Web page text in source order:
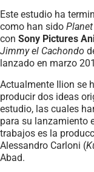
Este estudio ha
como han sido
con Sony Pictures
Jimmy el Cachondo
lanzado en marzo
Actualmente Ilion se
producir dos ideas
estudio, las cuales
para su lanzamiento
trabajos es la
Alessandro Carloni (
Abad.